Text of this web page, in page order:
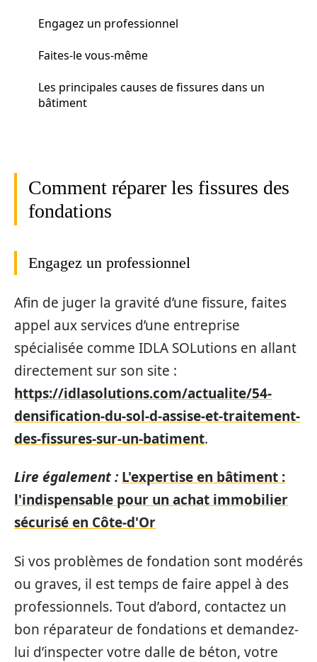
Engagez un professionnel
Faites-le vous-même
Les principales causes de fissures dans un
bâtiment
Comment réparer les fissures des
fondations
Engagez un professionnel
Afin de juger la gravité d’une fissure, faites
appel aux services d’une entreprise
spécialisée comme IDLA SOLutions en allant
directement sur son site :
https://idlasolutions.com/actualite/54-
densification-du-sol-d-assise-et-traitement-
des-fissures-sur-un-batiment.
Lire également : L'expertise en bâtiment :
l'indispensable pour un achat immobilier
sécurisé en Côte-d'Or
Si vos problèmes de fondation sont modérés
ou graves, il est temps de faire appel à des
professionnels. Tout d’abord, contactez un
bon réparateur de fondations et demandez-
lui d’inspecter votre dalle de béton, votre